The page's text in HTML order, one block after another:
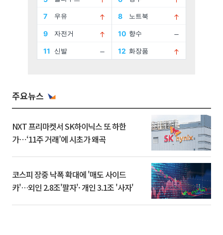
주요뉴스
NXT 프리마켓서 SK하이닉스 또 하한
가⋯‘11주 거래’에 시초가 왜곡
코스피 장중 낙폭 확대에 '매도 사이드
카'…외인 2.8조'팔자'· 개인 3.1조 '사자'